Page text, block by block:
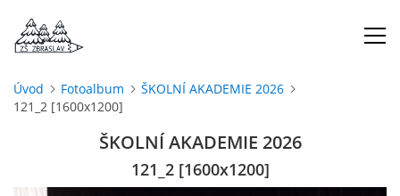
ÚVOD
Úvod Fotoalbum
ŠKOLNÍ AKADEMIE 2026
121_2 [1600x1200]
ŠKOLNÍ AKADEMIE 2026
121_2 [1600x1200]